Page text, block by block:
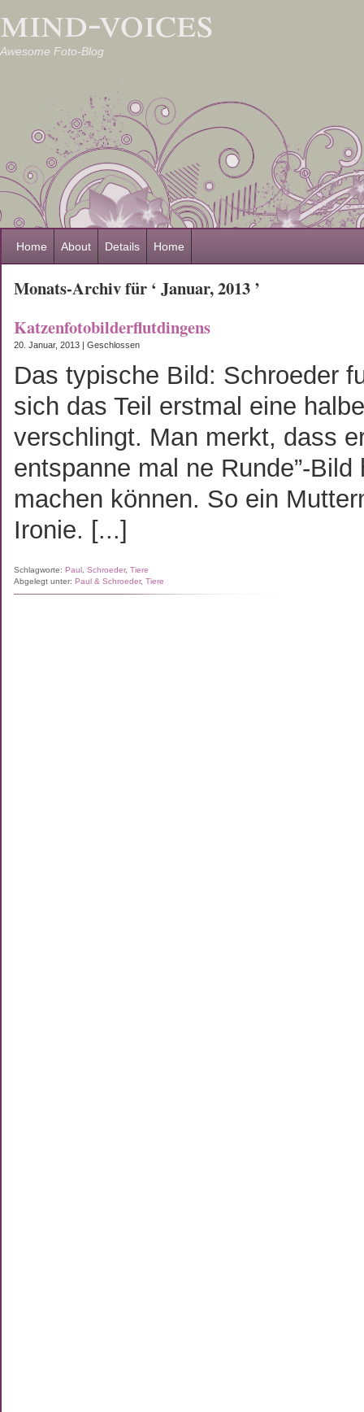
mind-voices
Awesome Foto-Blog
Home About Details Home
Monats-Archiv für ‘ Januar, 2013 ’
Katzenfotobilderflutdingens
20. Januar, 2013 | Geschlossen
Das typische Bild: Schroeder
sich das Teil erstmal eine
verschlingt. Man merkt, dass
entspanne mal ne Runde”-
machen können. So ein
Ironie. [...]
Schlagworte: Paul Schroeder, Tiere
Abgelegt unter: Paul & Schroeder, Tiere